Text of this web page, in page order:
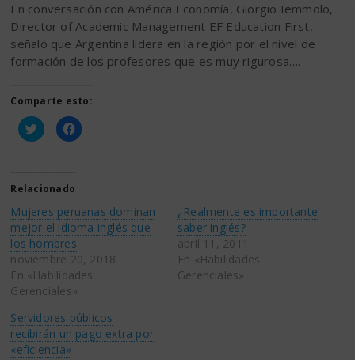
En conversación con América Economía, Giorgio Iemmolo,
Director of Academic Management EF Education First,
señaló que Argentina lidera en la región por el nivel de
formación de los profesores que es muy rigurosa….
Comparte esto:
Haz
clic
(Se
abre
una
ventana
nueva)
Haz
clic
una
ventana
nueva)
Relacionado
Mujeres peruanas dominan
mejor el idioma inglés que
los hombres
noviembre 20, 2018
En «Habilidades
Gerenciales»
¿Realmente es importante
saber inglés?
abril 11, 2011
En «Habilidades
Gerenciales»
Servidores públicos
recibirán un pago extra por
«eficiencia»